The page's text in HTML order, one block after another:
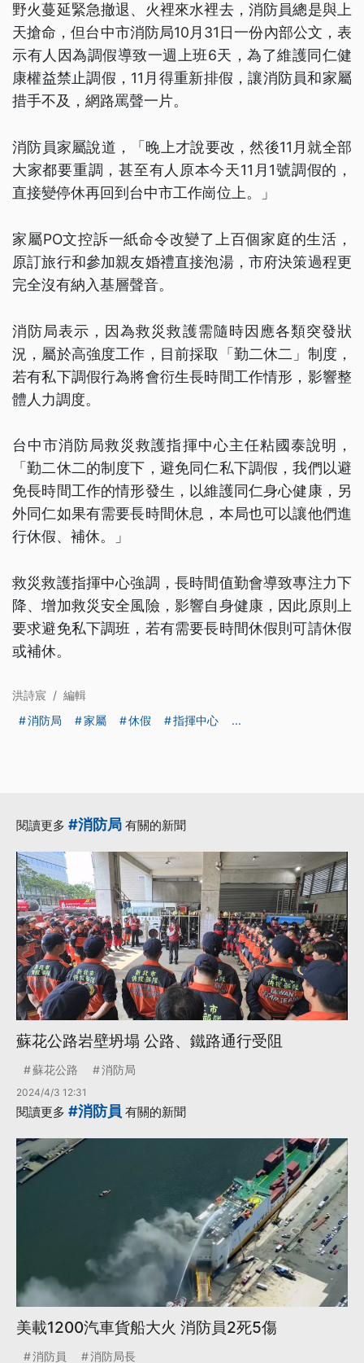
野火蔓延緊急撤退、火裡來水裡去，消防員總是與上
天搶命，但台中市消防局10月31日一份內部公文，表
示有人因為調假導致一週上班6天，為了維護同仁健
康權益禁止調假，11月得重新排假，讓消防員和家屬
措手不及，網路罵聲一片。
消防員家屬說道，「晚上才說要改，然後11月就全部
大家都要重調，甚至有人原本今天11月1號調假的，
直接變停休再回到台中市工作崗位上。」
家屬PO文控訴一紙命令改變了上百個家庭的生活，
原訂旅行和參加親友婚禮直接泡湯，市府決策過程更
完全沒有納入基層聲音。
消防局表示，因為救災救護需隨時因應各類突發狀
況，屬於高強度工作，目前採取「勤二休二」制度，
若有私下調假行為將會衍生長時間工作情形，影響整
體人力調度。
台中市消防局救災救護指揮中心主任粘國泰說明，
「勤二休二的制度下，避免同仁私下調假，我們以避
免長時間工作的情形發生，以維護同仁身心健康，另
外同仁如果有需要長時間休息，本局也可以讓他們進
行休假、補休。」
救災救護指揮中心強調，長時間值勤會導致專注力下
降、增加救災安全風險，影響自身健康，因此原則上
要求避免私下調班，若有需要長時間休假則可請休假
或補休。
洪詩宸 / 編輯
消防局
家屬 休假 指揮中心 ...
閱讀更多 #消防局 有關的新聞
蘇花公路岩壁坍塌 公路、鐵路通行受阻
蘇花公路 消防局
2024/4/3 12:31
閱讀更多 #消防員 有關的新聞
美載1200汽車貨船大火 消防員2死5傷
消防員 消防局長